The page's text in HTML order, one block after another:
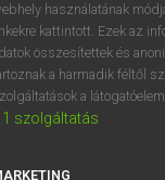
VAN
megtekintéséhez.
használatának
kattintott. Ezek az
összesítettek és
a harmadik féltől
a
1 szolgáltatás
a s d
í y x